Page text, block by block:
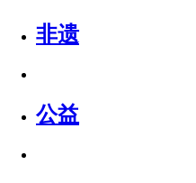
非遗
公益